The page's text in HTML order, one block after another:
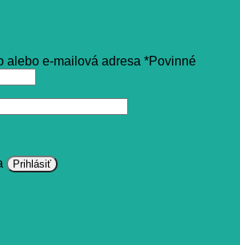
alebo e-mailová adresa *Povinné
Prihlásiť